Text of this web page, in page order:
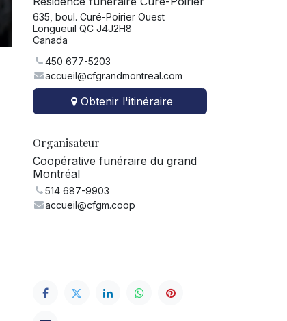
635, boul. Curé-Poirier Ouest
Longueuil QC J4J2H8
Canada
450 677-5203
accueil@cfgrandmontreal.com
Obtenir l'itinéraire
Organisateur
Coopérative funéraire du grand
Montréal
514 687-9903
accueil@cfgm.coop